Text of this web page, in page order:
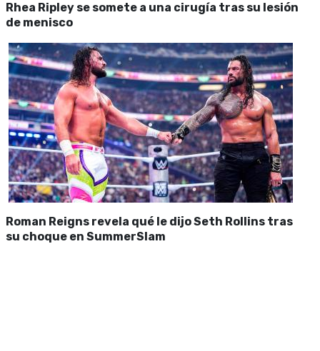
Rhea Ripley se somete a una cirugía tras su lesión
de menisco
Roman Reigns revela qué le dijo Seth Rollins tras
su choque en SummerSlam